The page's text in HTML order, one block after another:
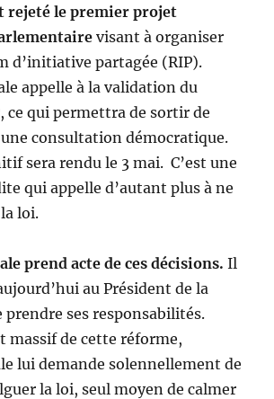
rejeté le premier projet
visant à organiser
d’initiative partagée (RIP).
appelle à la validation du
ce qui permettra de sortir de
une consultation démocratique.
sera rendu le 3 mai. C’est une
qui appelle d’autant plus à ne
loi.
prend acte de ces décisions. Il
au Président de la
prendre ses responsabilités.
massif de cette réforme,
lui demande solennellement de
la loi, seul moyen de calmer